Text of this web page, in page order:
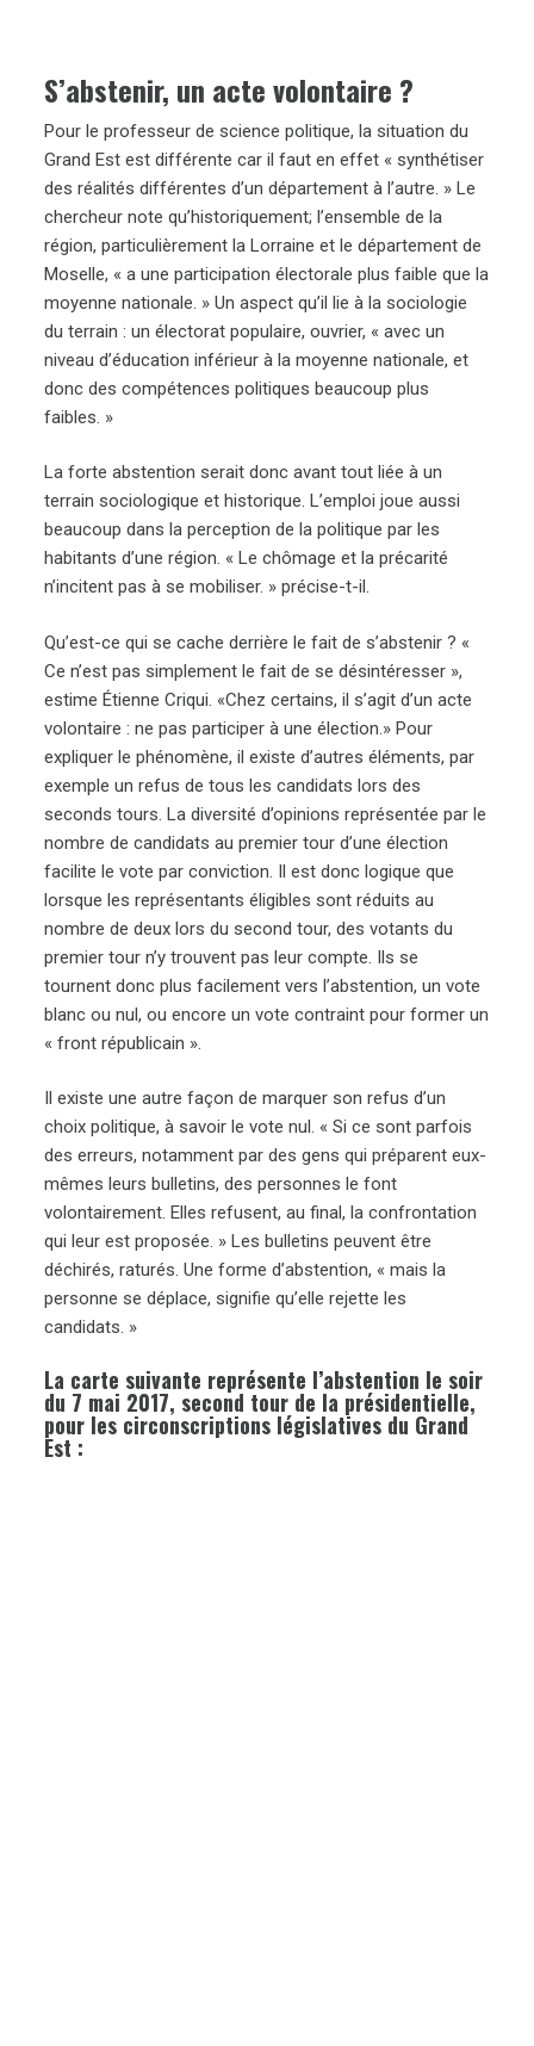
S’abstenir, un acte volontaire ?
Pour le professeur de science politique, la situation du
Grand Est est différente car il faut en effet « synthétiser
des réalités différentes d’un département à l’autre. » Le
chercheur note qu’historiquement; l’ensemble de la
région, particulièrement la Lorraine et le département de
Moselle, « a une participation électorale plus faible que la
moyenne nationale. » Un aspect qu’il lie à la sociologie
du terrain : un électorat populaire, ouvrier, « avec un
niveau d’éducation inférieur à la moyenne nationale, et
donc des compétences politiques beaucoup plus
faibles. »
La forte abstention serait donc avant tout liée à un
terrain sociologique et historique. L’emploi joue aussi
beaucoup dans la perception de la politique par les
habitants d’une région. « Le chômage et la précarité
n’incitent pas à se mobiliser. » précise-t-il.
Qu’est-ce qui se cache derrière le fait de s’abstenir ? «
Ce n’est pas simplement le fait de se désintéresser »,
estime Étienne Criqui. «Chez certains, il s’agit d’un acte
volontaire : ne pas participer à une élection.» Pour
expliquer le phénomène, il existe d’autres éléments, par
exemple un refus de tous les candidats lors des
seconds tours. La diversité d’opinions représentée par le
nombre de candidats au premier tour d’une élection
facilite le vote par conviction. Il est donc logique que
lorsque les représentants éligibles sont réduits au
nombre de deux lors du second tour, des votants du
premier tour n’y trouvent pas leur compte. Ils se
tournent donc plus facilement vers l’abstention, un vote
blanc ou nul, ou encore un vote contraint pour former un
« front républicain ».
Il existe une autre façon de marquer son refus d’un
choix politique, à savoir le vote nul. « Si ce sont parfois
des erreurs, notamment par des gens qui préparent eux-
mêmes leurs bulletins, des personnes le font
volontairement. Elles refusent, au final, la confrontation
qui leur est proposée. » Les bulletins peuvent être
déchirés, raturés. Une forme d’abstention, « mais la
personne se déplace, signifie qu’elle rejette les
candidats. »
La carte suivante représente l’abstention le soir
du 7 mai 2017, second tour de la présidentielle,
pour les circonscriptions législatives du Grand
Est :